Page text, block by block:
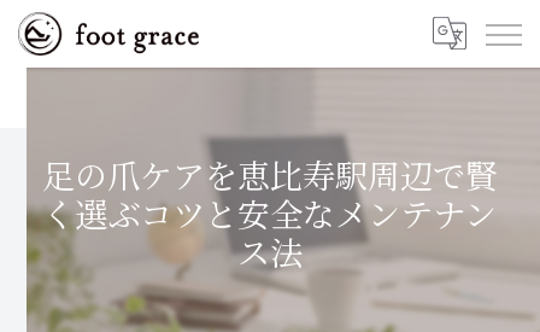
足の爪ケアを恵比寿駅周辺で賢
く選ぶコツと安全なメンテナン
ス法